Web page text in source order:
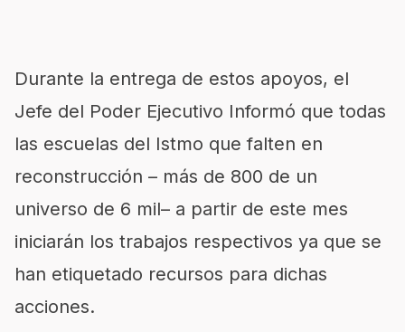
Durante la entrega de estos apoyos, el
Jefe del Poder Ejecutivo Informó que todas
las escuelas del Istmo que falten en
reconstrucción – más de 800 de un
universo de 6 mil– a partir de este mes
iniciarán los trabajos respectivos ya que se
han etiquetado recursos para dichas
acciones.